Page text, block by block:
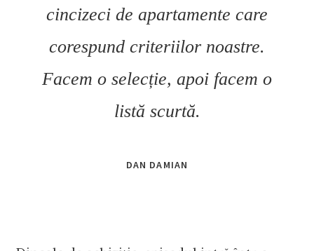
cincizeci de apartamente care
corespund criteriilor noastre.
Facem o selecție, apoi facem o
listă scurtă.
DAN DAMIAN